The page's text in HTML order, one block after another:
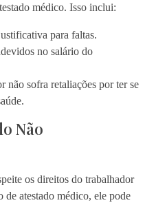
médico. Isso inclui:
para faltas.
no salário do
não sofra retaliações por ter se
Não
os direitos do trabalhador
de atestado médico, ele pode